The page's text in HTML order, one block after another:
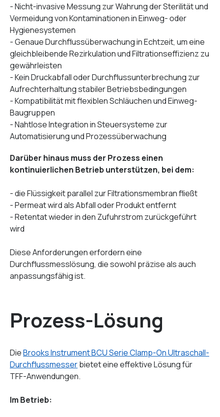
- Nicht-invasive Messung zur Wahrung der Sterilität und
Vermeidung von Kontaminationen in Einweg- oder
Hygienesystemen
- Genaue Durchflussüberwachung in Echtzeit, um eine
gleichbleibende Rezirkulation und Filtrationseffizienz zu
gewährleisten
- Kein Druckabfall oder Durchflussunterbrechung zur
Aufrechterhaltung stabiler Betriebsbedingungen
- Kompatibilität mit flexiblen Schläuchen und Einweg-
Baugruppen
- Nahtlose Integration in Steuersysteme zur
Automatisierung und Prozessüberwachung
Darüber hinaus muss der Prozess einen
kontinuierlichen Betrieb unterstützen, bei dem:
- die Flüssigkeit parallel zur Filtrationsmembran fließt
- Permeat wird als Abfall oder Produkt entfernt
- Retentat wieder in den Zufuhrstrom zurückgeführt
wird
Diese Anforderungen erfordern eine
Durchflussmesslösung, die sowohl präzise als auch
anpassungsfähig ist.
Prozess-Lösung
DieBrooks Instrument BCU Serie Clamp-On Ultraschall-
Durchflussmesserbietet eine effektive Lösung für
TFF-Anwendungen.
Im Betrieb: